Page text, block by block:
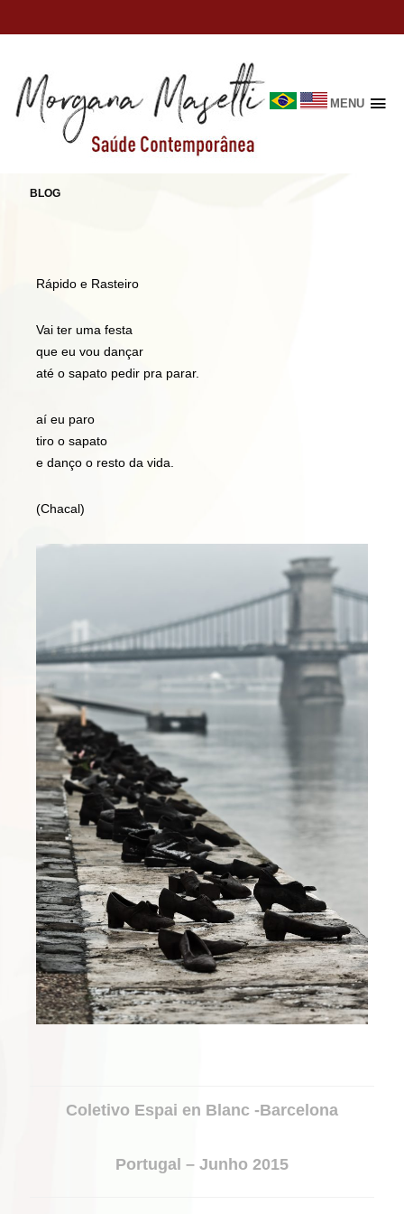
Skip
MENU
POEMA POR CHACAL
BLOG
Rápido e Rasteiro
Vai ter uma festa
que eu vou dançar
até o sapato pedir pra parar.
aí eu paro
tiro o sapato
e danço o resto da vida.
(Chacal)
PORTFOLIO
NAVIGATION
Portugal – Junho 2015
Coletivo Espai en Blanc -Barcelona